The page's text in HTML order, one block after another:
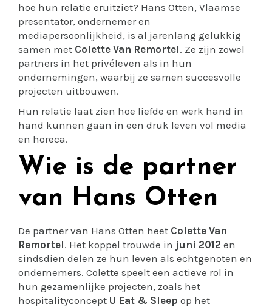
hoe hun relatie eruitziet? Hans Otten, Vlaamse
presentator, ondernemer en
mediapersoonlijkheid, is al jarenlang gelukkig
samen met Colette Van Remortel. Ze zijn zowel
partners in het privéleven als in hun
ondernemingen, waarbij ze samen succesvolle
projecten uitbouwen.
Hun relatie laat zien hoe liefde en werk hand in
hand kunnen gaan in een druk leven vol media
en horeca.
Wie is de partner
van Hans Otten
De partner van Hans Otten heet Colette Van
Remortel. Het koppel trouwde in juni 2012 en
sindsdien delen ze hun leven als echtgenoten en
ondernemers. Colette speelt een actieve rol in
hun gezamenlijke projecten, zoals het
hospitalityconcept U Eat & Sleep op het